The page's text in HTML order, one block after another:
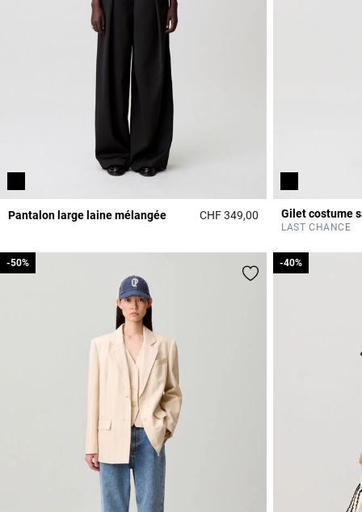
Pantalon large laine mélangée CHF 349,00 3.9 out of 5
LAST CHANCE
-50%
-50% -40%
-40%